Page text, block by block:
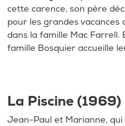
cette carence, son père
pour les grandes vacances
dans la famille Mac Farrell.
famille Bosquier accueille
La Piscine (1969)
Jean-Paul et Marianne,